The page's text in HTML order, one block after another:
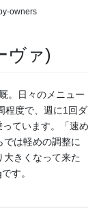
owners
ヴァ)
。日々のメニュー
程度で、週に1回ダ
ています。「速め
では軽めの調整に
大きくなって来た
す。